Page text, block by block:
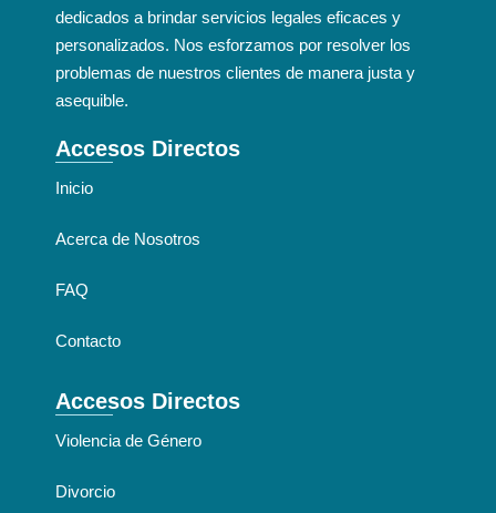
dedicados a brindar servicios legales eficaces y
personalizados. Nos esforzamos por resolver los
problemas de nuestros clientes de manera justa y
asequible.
Accesos Directos
Inicio
Acerca de Nosotros
FAQ
Contacto
Accesos Directos
Violencia de Género
Divorcio